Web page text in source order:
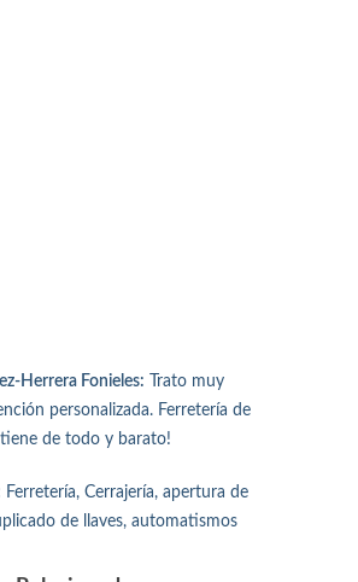
Herrera Fonieles: Trato muy
personalizada. Ferretería de
de todo y barato!
Ferretería, Cerrajería, apertura de
de llaves, automatismos